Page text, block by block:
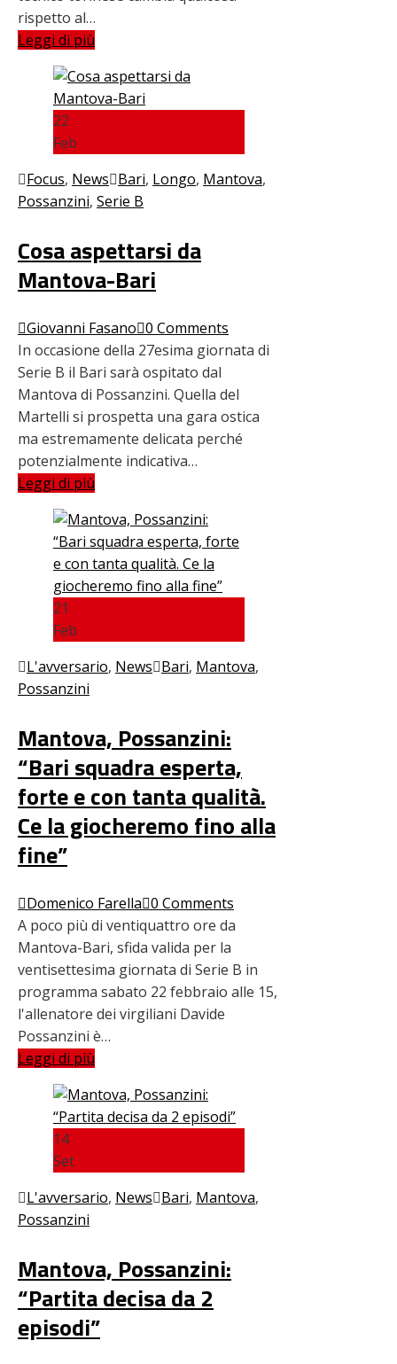
rispetto al…
Leggi di più
22
Feb
Focus, News Bari, Longo, Mantova,
Possanzini, Serie B
Cosa aspettarsi da
Mantova-Bari
Giovanni Fasano 0 Comments
In occasione della 27esima giornata di
Serie B il Bari sarà ospitato dal
Mantova di Possanzini. Quella del
Martelli si prospetta una gara ostica
ma estremamente delicata perché
potenzialmente indicativa…
Leggi di più
21
Feb
L'avversario, News Bari, Mantova,
Possanzini
Mantova, Possanzini:
“Bari squadra esperta,
forte e con tanta qualità.
Ce la giocheremo fino alla
fine”
Domenico Farella 0 Comments
A poco più di ventiquattro ore da
Mantova-Bari, sfida valida per la
ventisettesima giornata di Serie B in
programma sabato 22 febbraio alle 15,
l'allenatore dei virgiliani Davide
Possanzini è…
Leggi di più
14
Set
L'avversario, News Bari, Mantova,
Possanzini
Mantova, Possanzini:
“Partita decisa da 2
episodi”